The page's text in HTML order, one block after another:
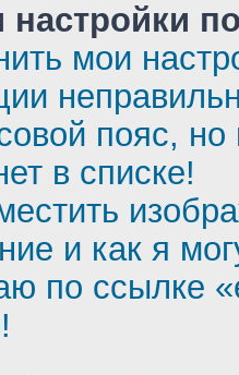
мои
пояс,
в списке!
и как я
по ссылке